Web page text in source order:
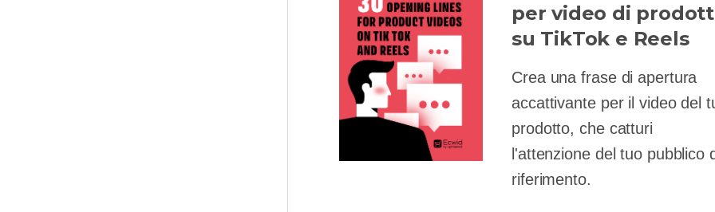
per video di
su TikTok e Reels
Crea una frase di apertura
accattivante per il video del
prodotto, che catturi
l'attenzione del tuo pubblico
riferimento.